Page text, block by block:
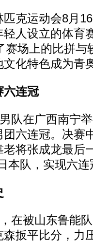
克运动会8月16
人设立的体育
赛场上的比拼与
化特色成为青
六连冠
在广西南宁
六连冠。决赛
将张成龙最后
本队，实现六连
被山东鲁能队
扳平比分，力